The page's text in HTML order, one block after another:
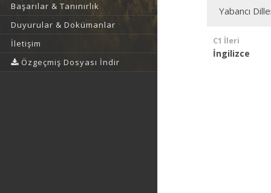
Başarılar & Tanınırlık
Duyurular & Dokümanlar
İletişim
Özgeçmiş Dosyası İndir
Yabancı
C1 İleri
İngilizce